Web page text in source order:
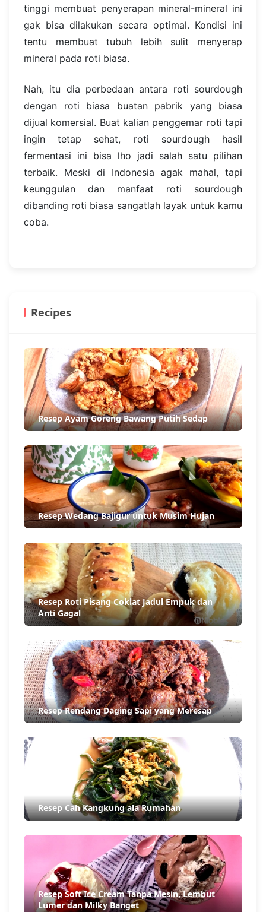
tinggi membuat penyerapan mineral-mineral ini
gak bisa dilakukan secara optimal. Kondisi ini
tentu membuat tubuh lebih sulit menyerap
mineral pada roti biasa.
Nah, itu dia perbedaan antara roti sourdough
dengan roti biasa buatan pabrik yang biasa
dijual komersial. Buat kalian penggemar roti tapi
ingin tetap sehat, roti sourdough hasil
fermentasi ini bisa lho jadi salah satu pilihan
terbaik. Meski di Indonesia agak mahal, tapi
keunggulan dan manfaat roti sourdough
dibanding roti biasa sangatlah layak untuk kamu
coba.
Recipes
Resep Ayam Goreng Bawang Putih Sedap
Resep Wedang Bajigur untuk Musim Hujan
Resep Roti Pisang Coklat Jadul Empuk dan
Anti Gagal
Resep Rendang Daging Sapi yang Meresap
Resep Cah Kangkung ala Rumahan
Resep Soft Ice Cream Tanpa Mesin, Lembut
Lumer dan Milky Banget